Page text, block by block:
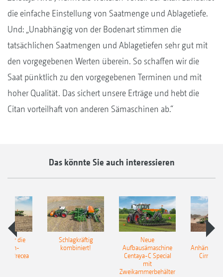
die einfache Einstellung von Saatmenge und Ablagetiefe.
Und: „Unabhängig von der Bodenart stimmen die
tatsächlichen Saatmengen und Ablagetiefen sehr gut mit
den vorgegebenen Werten überein. So schaffen wir die
Saat pünktlich zu den vorgegebenen Terminen und mit
hoher Qualität. Das sichert unsere Erträge und hebt die
Citan vorteilhaft von anderen Sämaschinen ab.“
Das könnte Sie auch interessieren
für die
Precea
Schlagkräftig
kombiniert!
Neue
Aufbausämaschine
Centaya-C Special
mit
Zweikammerbehälter
Cirrus